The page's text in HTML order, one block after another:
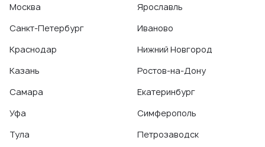
Москва
Санкт-Петербург
Краснодар
Казань
Самара
Уфа
Тула
Ярославль
Иваново
Нижний Новгород
Ростов-на-Дону
Екатеринбург
Симферополь
Петрозаводск